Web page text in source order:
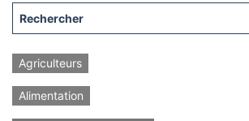
Agriculteurs
Alimentation